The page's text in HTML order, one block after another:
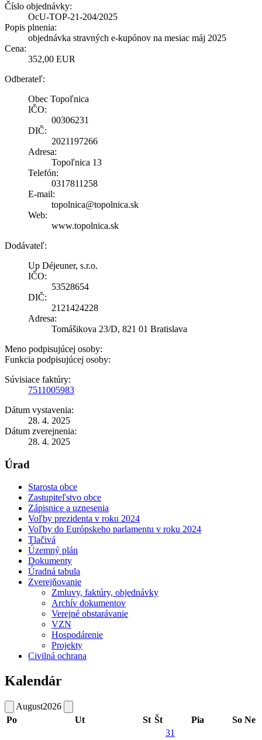
Číslo objednávky:
OcU-TOP-21-204/2025
Popis plnenia:
objednávka stravných e-kupónov na mesiac máj 2025
Cena:
352,00 EUR
Odberateľ:
Obec Topoľnica
IČO:
00306231
DIČ:
2021197266
Adresa:
Topoľnica 13
Telefón:
0317811258
E-mail:
topolnica@topolnica.sk
Web:
www.topolnica.sk
Dodávateľ:
Up Déjeuner, s.r.o.
IČO:
53528654
DIČ:
2121424228
Adresa:
Tomášikova 23/D, 821 01 Bratislava
Meno podpisujúcej osoby:
Funkcia podpisujúcej osoby:
Súvisiace faktúry:
7511005983
Dátum vystavenia:
28. 4. 2025
Dátum zverejnenia:
28. 4. 2025
Úrad
Starosta obce
Zastupiteľstvo obce
Zápisnice a uznesenia
Voľby prezidenta v roku 2024
Voľby do Európskeho parlamentu v roku 2024
Tlačivá
Územný plán
Dokumenty
Úradná tabula
Zverejňovanie
Zmluvy, faktúry, objednávky
Archív dokumentov
Verejné obstarávanie
VZN
Hospodárenie
Projekty
Civilná ochrana
Kalendár
August2026
Po
Ut St Št Pia So Ne
31